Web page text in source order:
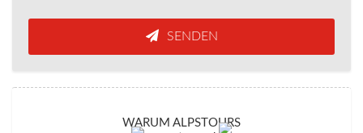
SENDEN
WARUM ALPSTOURS